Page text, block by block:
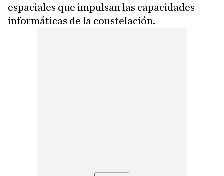
espaciales que impulsan las capacidades
informáticas de la constelación.